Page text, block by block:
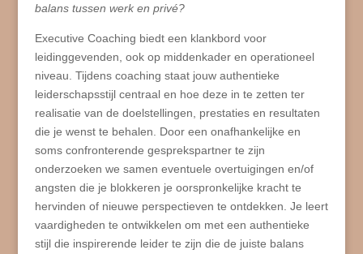
balans tussen werk en privé?
Executive Coaching biedt een klankbord voor
leidinggevenden, ook op middenkader en operationeel
niveau. Tijdens coaching staat jouw authentieke
leiderschapsstijl centraal en hoe deze in te zetten ter
realisatie van de doelstellingen, prestaties en resultaten
die je wenst te behalen. Door een onafhankelijke en
soms confronterende gesprekspartner te zijn
onderzoeken we samen eventuele overtuigingen en/of
angsten die je blokkeren je oorspronkelijke kracht te
hervinden of nieuwe perspectieven te ontdekken. Je leert
vaardigheden te ontwikkelen om met een authentieke
stijl die inspirerende leider te zijn die de juiste balans